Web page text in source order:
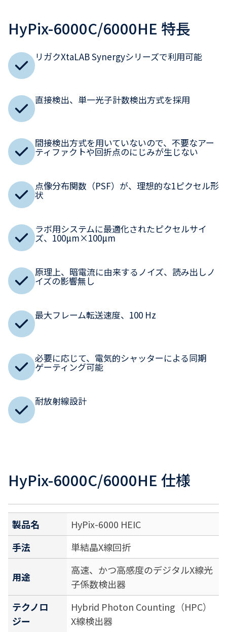
HyPix-6000C/6000HE 特長
リガクXtaLAB Synergyシリーズで利用可能
直接検出、単一光子計数検出方式を採用
間接検出方式を用いていないので、不要なアー
ティファクトや回折点のにじみが生じない
点像分布関数（PSF）が、理想的な1ピクセル形
状
ラボ用システムに最適化されたピクセルサイ
ズ、100μm×100μm
原理上、暗電流に由来するノイズ、読み出しノ
イズの影響無し
最大フレーム転送速度、100 Hz
必要に応じて、電気的シャッターによる同期
ゲーティング可能
耐放射線設計
HyPix-6000C/6000HE 仕様
製品名
HyPix-6000 HEIC
手法
単結晶X線回折
用途
高速、かつ高感度のデジタルX線光
子係数検出器
テクノロ
ジー
Hybrid Photon Counting（HPC）
X線検出器